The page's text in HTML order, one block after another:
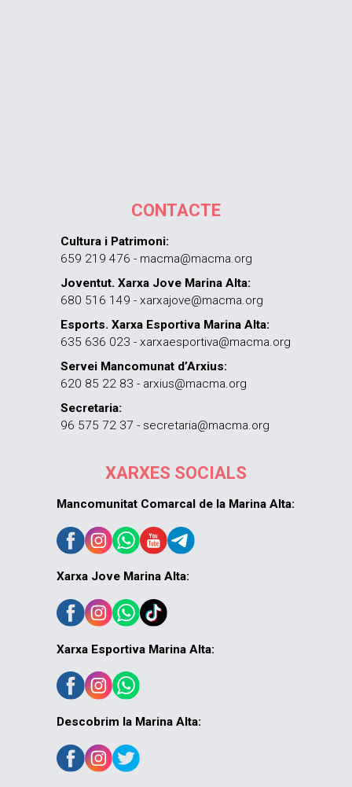
CONTACTE
Cultura i Patrimoni:
659 219 476 - macma@macma.org
Joventut. Xarxa Jove Marina Alta:
680 516 149 - xarxajove@macma.org
Esports. Xarxa Esportiva Marina Alta:
635 636 023 - xarxaesportiva@macma.org
Servei Mancomunat d’Arxius:
620 85 22 83 - arxius@macma.org
Secretaria:
96 575 72 37 - secretaria@macma.org
XARXES SOCIALS
Mancomunitat Comarcal de la Marina Alta:
Xarxa Jove Marina Alta:
Xarxa Esportiva Marina Alta:
Descobrim la Marina Alta: